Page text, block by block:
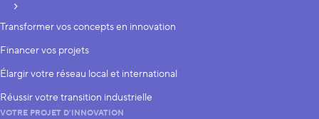
S’inscrire
Transformer vos concepts en innovation
Financer vos projets
Élargir votre réseau local et international
Réussir votre transition industrielle
VOTRE PROJET D’INNOVATION